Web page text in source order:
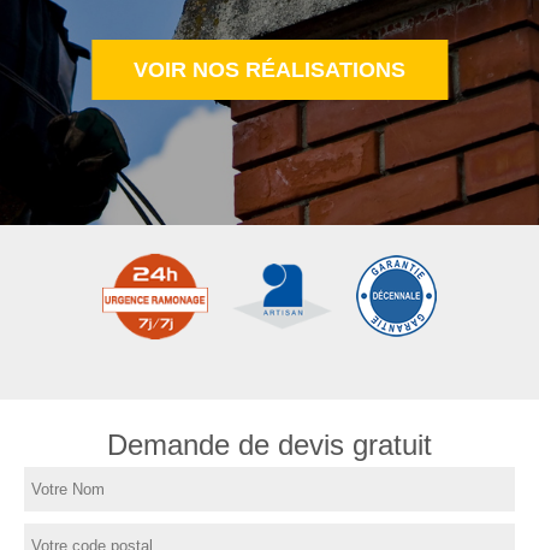
VOIR NOS RÉALISATIONS
Demande de devis gratuit